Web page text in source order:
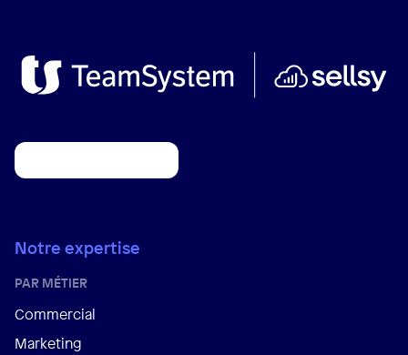
Notre expertise
PAR MÉTIER
Commercial
Marketing